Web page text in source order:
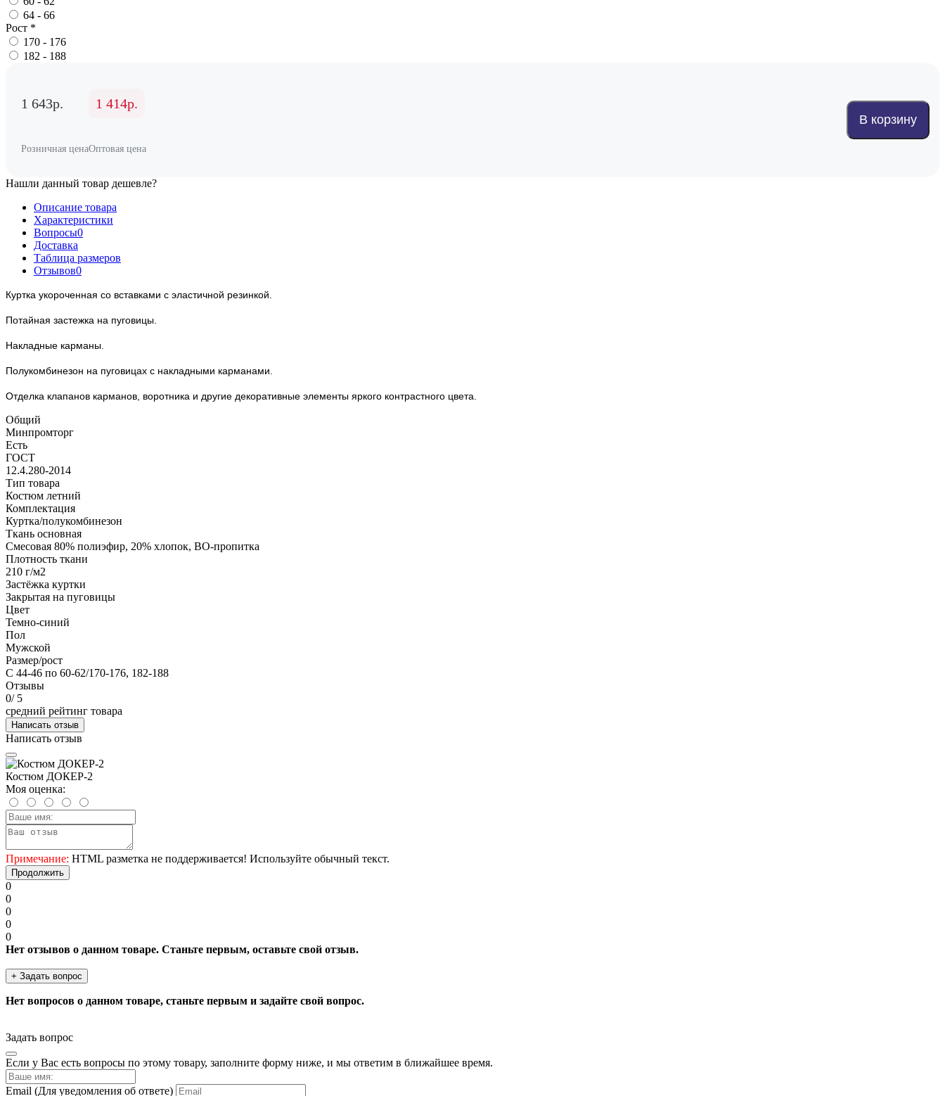
64 - 66
Рост *
170 - 176
182 - 188
1 643р.
Розничная цена
1 414р.
Оптовая цена
В корзину
Нашли данный товар дешевле?
Описание товара
Характеристики
Вопросы0
Доставка
Таблица размеров
Отзывов0
Куртка укороченная со вставками с эластичной резинкой.
Потайная застежка на пуговицы.
Накладные карманы.
Полукомбинезон на пуговицах с накладными карманами.
Отделка клапанов карманов, воротника и другие декоративные элементы яркого контрастного цвета.
Общий
Минпромторг
Есть
ГОСТ
12.4.280-2014
Тип товара
Костюм летний
Комплектация
Куртка/полукомбинезон
Ткань основная
Смесовая 80% полиэфир, 20% хлопок, ВО-пропитка
Плотность ткани
210 г/м2
Застёжка куртки
Закрытая на пуговицы
Цвет
Темно-синий
Пол
Мужской
Размер/рост
С 44-46 по 60-62/170-176, 182-188
Отзывы
0/ 5
средний рейтинг товара
Написать отзыв
Написать отзыв
Костюм ДОКЕР-2
Моя оценка:
Примечание: HTML разметка не поддерживается! Используйте обычный текст.
Продолжить
0
0
0
0
0
Нет отзывов о данном товаре. Станьте первым, оставьте свой отзыв.
+ Задать вопрос
Нет вопросов о данном товаре, станьте первым и задайте свой вопрос.
Задать вопрос
Если у Вас есть вопросы по этому товару, заполните форму ниже, и мы ответим в ближайшее время.
Email (Для уведомления об ответе)